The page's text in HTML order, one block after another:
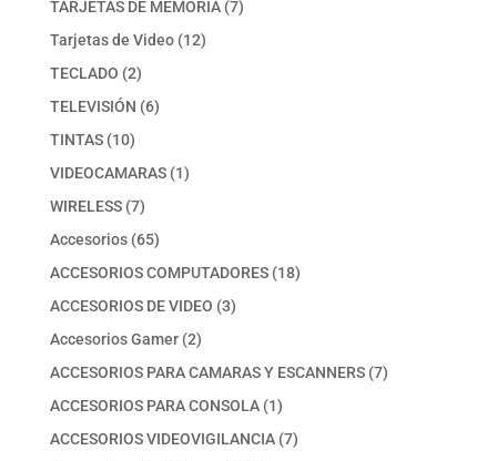
TARJETAS DE MEMORIA 77
Tarjetas de Video 1212
TECLADO 22
productos
TELEVISIÓN 66
TINTAS 1010
productos
VIDEOCAMARAS 11
WIRELESS 77
productos
Accesorios 6565
productos
ACCESORIOS COMPUTADORES 1818
ACCESORIOS DE VIDEO 33
Accesorios Gamer 22
productos
ACCESORIOS PARA CAMARAS Y ESCANNERS 77
ACCESORIOS PARA CONSOLA 11
producto
ACCESORIOS VIDEOVIGILANCIA 77